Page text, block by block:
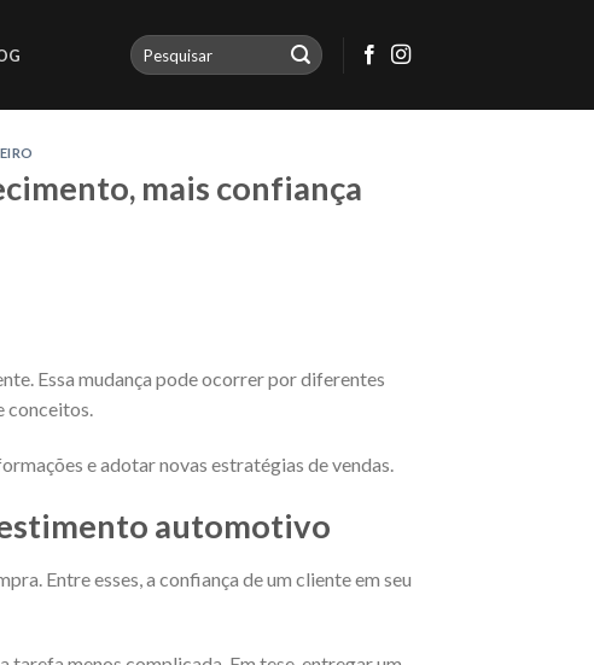
mais confiança
Essa mudança pode ocorrer por diferentes
conceitos.
e adotar novas estratégias de vendas.
automotivo
Entre esses, a confiança de um cliente em seu